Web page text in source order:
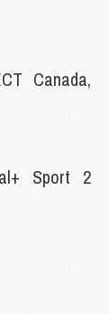
Canada,
Sport 2